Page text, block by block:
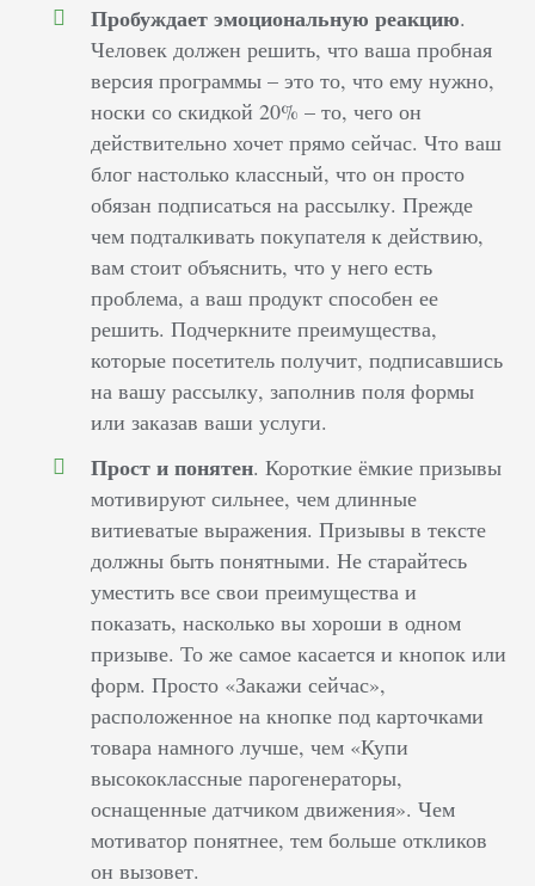
Пробуждает эмоциональную реакцию.
Человек должен решить, что ваша пробная
версия программы – это то, что ему нужно,
носки со скидкой 20% – то, чего он
действительно хочет прямо сейчас. Что ваш
блог настолько классный, что он просто
обязан подписаться на рассылку. Прежде
чем подталкивать покупателя к действию,
вам стоит объяснить, что у него есть
проблема, а ваш продукт способен ее
решить. Подчеркните преимущества,
которые посетитель получит, подписавшись
на вашу рассылку, заполнив поля формы
или заказав ваши услуги.
Прост и понятен. Короткие ёмкие призывы
мотивируют сильнее, чем длинные
витиеватые выражения. Призывы в тексте
должны быть понятными. Не старайтесь
уместить все свои преимущества и
показать, насколько вы хороши в одном
призыве. То же самое касается и кнопок или
форм. Просто «Закажи сейчас»,
расположенное на кнопке под карточками
товара намного лучше, чем «Купи
высококлассные парогенераторы,
оснащенные датчиком движения». Чем
мотиватор понятнее, тем больше откликов
он вызовет.